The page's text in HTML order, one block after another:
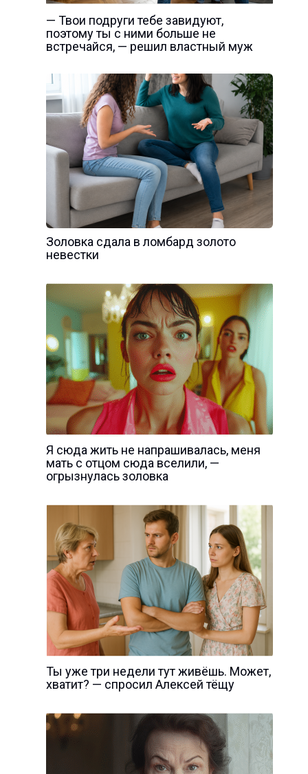
— Твои подруги тебе завидуют,
поэтому ты с ними больше не
встречайся, — решил властный муж
Золовка сдала в ломбард золото
невестки
Я сюда жить не напрашивалась, меня
мать с отцом сюда вселили, —
огрызнулась золовка
Ты уже три недели тут живёшь. Может,
хватит? — спросил Алексей тёщу